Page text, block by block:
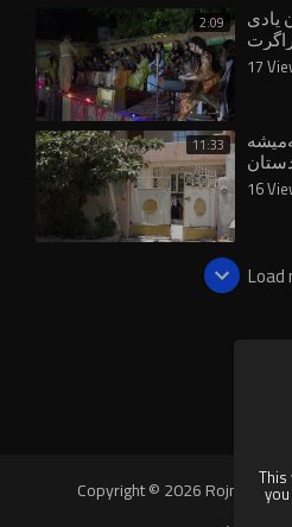
2:09 یادی
17
11:33
16
Load
Copyright © 2026 Rojnews